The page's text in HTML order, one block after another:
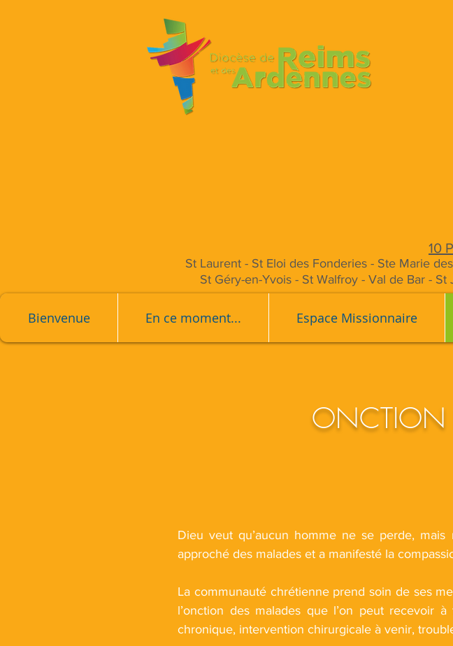
10
St Laurent - St Eloi des Fonderies - Ste Marie
St Géry-en-Yvois - St Walfroy - Val de Bar -
Bienvenue En ce moment... Espace Missionnaire
ONCTION
Dieu veut qu’aucun homme ne se perde,
approché des malades et a manifesté la
La communauté chrétienne prend soin de ses
l’onction des malades que l’on peut recevoir
chronique, intervention chirurgicale à venir,